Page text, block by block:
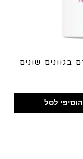
הוסיפי לסל